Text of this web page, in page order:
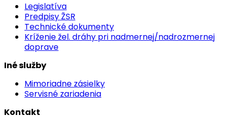
Legislatíva
Predpisy ŽSR
Technické dokumenty
Kríženie žel. dráhy pri nadmernej/nadrozmernej
doprave
Iné služby
Mimoriadne zásielky
Servisné zariadenia
Kontakt